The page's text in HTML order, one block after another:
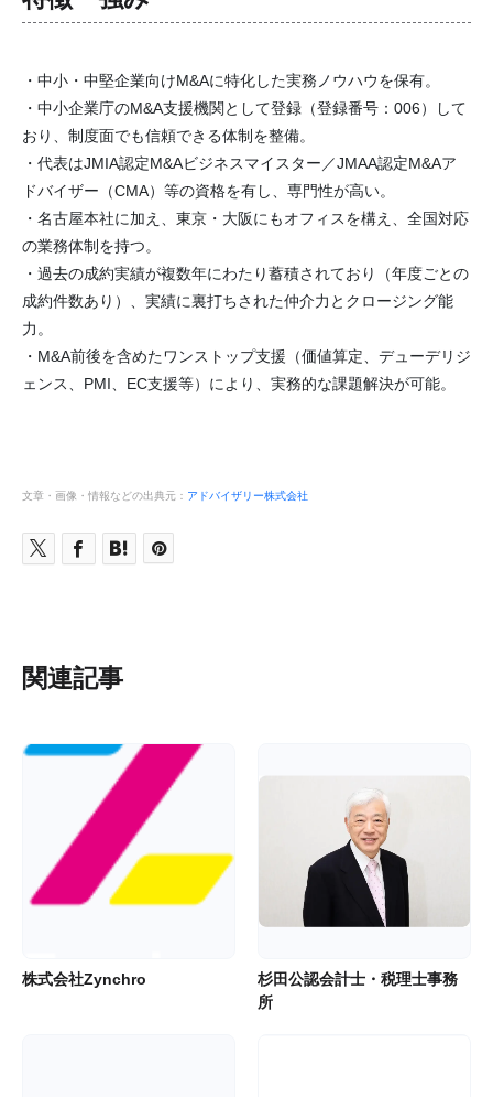
・中小・中堅企業向けM&Aに特化した実務ノウハウを保有。
・中小企業庁のM&A支援機関として登録（登録番号：006）して
おり、制度面でも信頼できる体制を整備。
・代表はJMIA認定M&Aビジネスマイスター／JMAA認定M&Aア
ドバイザー（CMA）等の資格を有し、専門性が高い。
・名古屋本社に加え、東京・大阪にもオフィスを構え、全国対応
の業務体制を持つ。
・過去の成約実績が複数年にわたり蓄積されており（年度ごとの
成約件数あり）、実績に裏打ちされた仲介力とクロージング能
力。
・M&A前後を含めたワンストップ支援（価値算定、デューデリジ
ェンス、PMI、EC支援等）により、実務的な課題解決が可能。
文章・画像・情報などの出典元： アドバイザリー株式会社
関連記事
株式会社Zynchro
杉田公認会計士・税理士事務
所